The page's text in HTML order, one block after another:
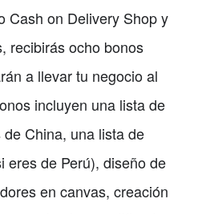
Cash on Delivery Shop y
recibirás ocho bonos
a llevar tu negocio al
incluyen una lista de
China, una lista de
eres de Perú), diseño de
en canvas, creación